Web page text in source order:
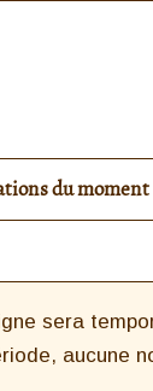
du moment
sera
aucune